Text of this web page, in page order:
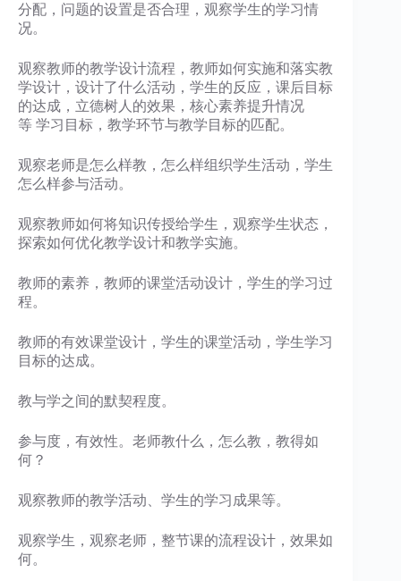
分配，问题的设置是否合理，观察学生的学习情
况。
观察教师的教学设计流程，教师如何实施和落实教
学设计，设计了什么活动，学生的反应，课后目标
的达成，立德树人的效果，核心素养提升情况
等 学习目标，教学环节与教学目标的匹配。
观察老师是怎么样教，怎么样组织学生活动，学生
怎么样参与活动。
观察教师如何将知识传授给学生，观察学生状态，
探索如何优化教学设计和教学实施。
教师的素养，教师的课堂活动设计，学生的学习过
程。
教师的有效课堂设计，学生的课堂活动，学生学习
目标的达成。
教与学之间的默契程度。
参与度，有效性。老师教什么，怎么教，教得如
何？
观察教师的教学活动、学生的学习成果等。
观察学生，观察老师，整节课的流程设计，效果如
何。